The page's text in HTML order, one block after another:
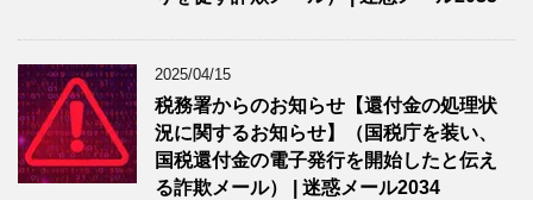
2025/04/15
税務署からのお知らせ【還付金の処理状
況に関するお知らせ】（国税庁を装い、
国税還付金の電子発行を開始したと伝え
る詐欺メール） | 迷惑メール2034